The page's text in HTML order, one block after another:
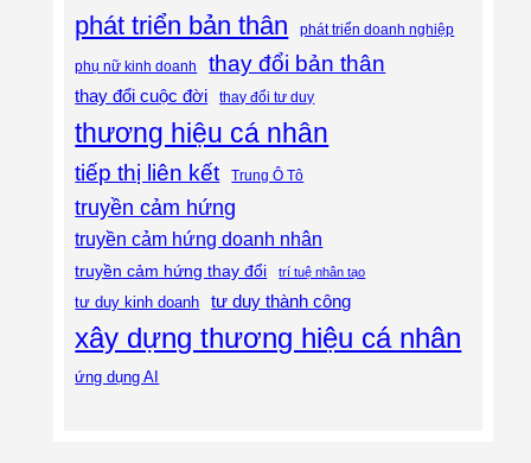
phát triển bản thân phát triển doanh nghiệp
phụ nữ kinh doanh thay đổi bản thân
thay đổi cuộc đời thay đổi tư duy
thương hiệu cá nhân
tiếp thị liên kết Trung Ô Tô
truyền cảm hứng
truyền cảm hứng doanh nhân
truyền cảm hứng thay đổi trí tuệ nhân tạo
tư duy kinh doanh tư duy thành công
xây dựng thương hiệu cá nhân
ứng dụng AI